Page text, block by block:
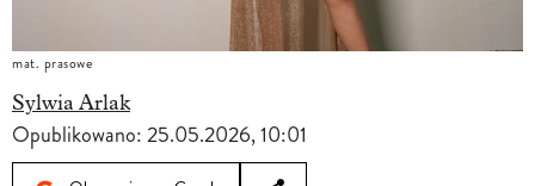
mat. prasowe
Sylwia Arlak
Opublikowano:25.05.2026, 10:01